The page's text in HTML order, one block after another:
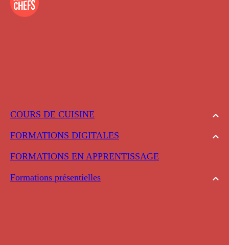
COURS DE CUISINE
FORMATIONS DIGITALES
FORMATIONS EN APPRENTISSAGE
Formations présentielles